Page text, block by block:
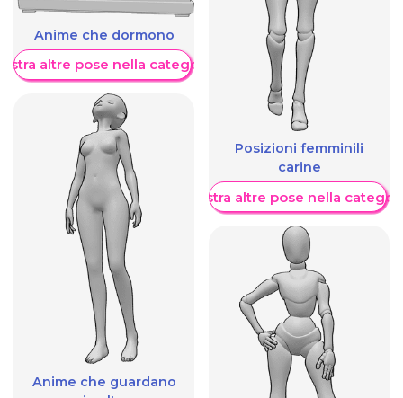
Anime che dormono
altre pose nella categoria
Anime che guardano
Posizioni femminili
carine
Mostra altre pose nella